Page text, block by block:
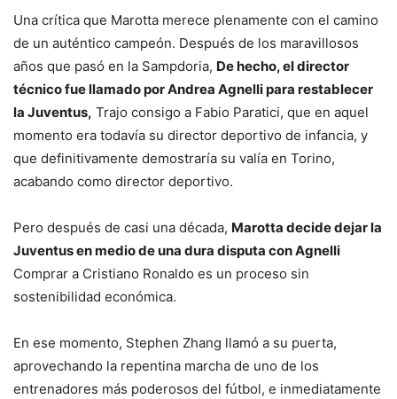
Una crítica que Marotta merece plenamente con el camino
de un auténtico campeón. Después de los maravillosos
años que pasó en la Sampdoria, De hecho, el director
técnico fue llamado por Andrea Agnelli para restablecer
la Juventus, Trajo consigo a Fabio Paratici, que en aquel
momento era todavía su director deportivo de infancia, y
que definitivamente demostraría su valía en Torino,
acabando como director deportivo.
Pero después de casi una década, Marotta decide dejar la
Juventus en medio de una dura disputa con Agnelli
Comprar a Cristiano Ronaldo es un proceso sin
sostenibilidad económica.
En ese momento, Stephen Zhang llamó a su puerta,
aprovechando la repentina marcha de uno de los
entrenadores más poderosos del fútbol, ​​e inmediatamente